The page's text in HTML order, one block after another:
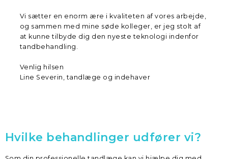
Vi sætter en enorm ære i kvaliteten af vores arbejde,
og sammen med mine søde kolleger, er jeg stolt af
at kunne tilbyde dig den nyeste teknologi indenfor
tandbehandling.
Venlig hilsen
Line Severin, tandlæge og indehaver
Hvilke behandlinger udfører vi?